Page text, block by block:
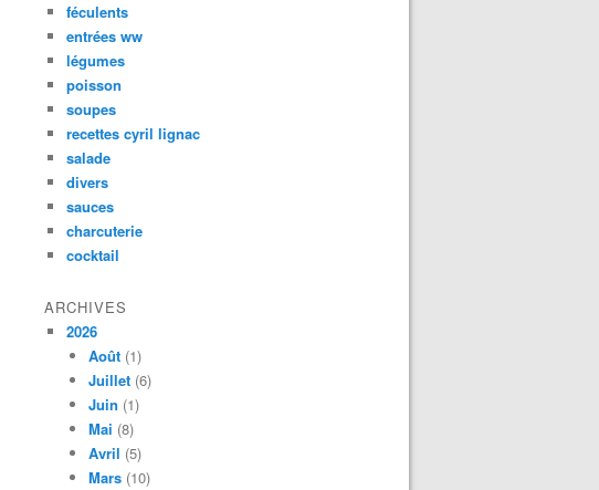
féculents
entrées ww
légumes
poisson
soupes
recettes cyril lignac
salade
divers
sauces
charcuterie
cocktail
ARCHIVES
2026
Août (1)
Juillet (6)
Juin (1)
Mai (8)
Avril (5)
Mars (10)